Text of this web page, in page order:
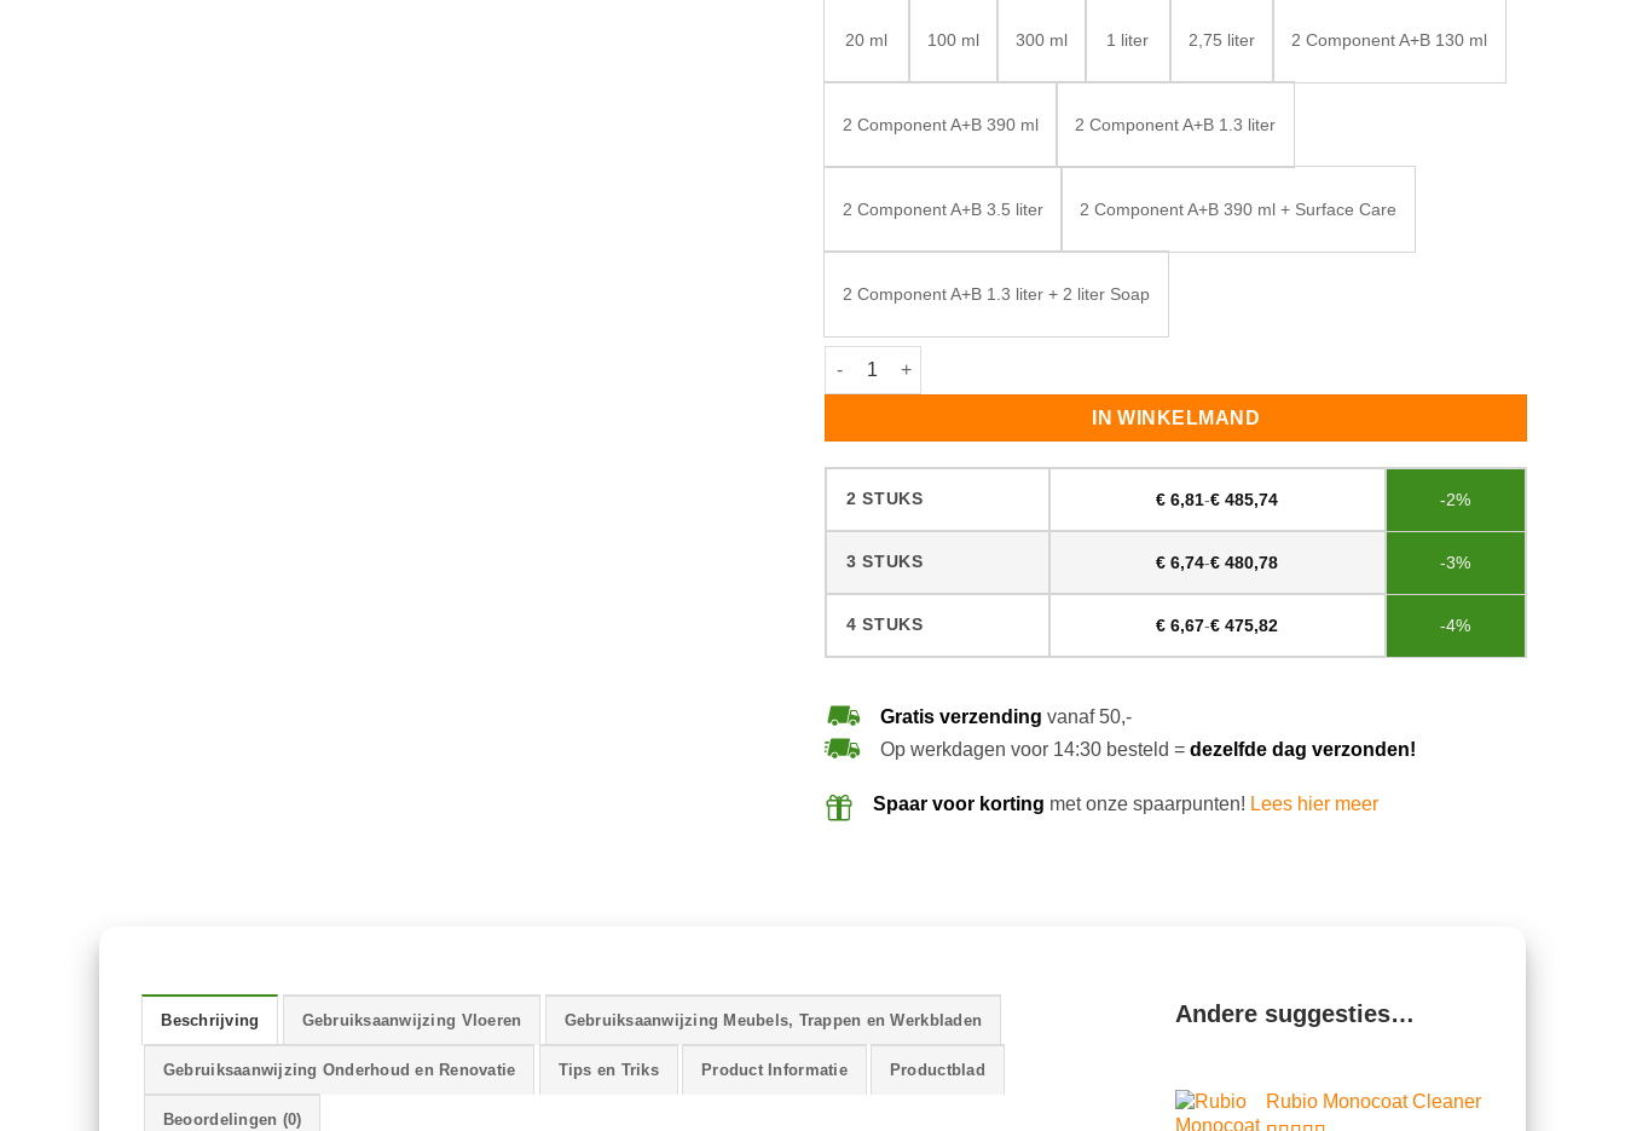
20 ml 100 ml 300 ml 1 liter 2,75 liter 2 Component A+B 130 ml
2 Component A+B 390 ml 2 Component A+B 1.3 liter
2 Component A+B 3.5 liter 2 Component A+B 390 ml + Surface Care
2 Component A+B 1.3 liter + 2 liter Soap
Rubio Monocoat Oil Plus Bourbon aantal
IN WINKELMAND
2 STUKS € 6,81-€ 485,74 -2%
3 STUKS € 6,74-€ 480,78 -3%
4 STUKS € 6,67-€ 475,82 -4%
Gratis verzending vanaf 50,-
Op werkdagen voor 14:30 besteld = dezelfde dag verzonden!
Spaar voor korting met onze spaarpunten! Lees hier meer
Beschrijving Gebruiksaanwijzing Vloeren Gebruiksaanwijzing Meubels, Trappen en Werkbladen
Gebruiksaanwijzing Onderhoud en Renovatie Tips en Triks Product Informatie Productblad
Beoordelingen (0)
Andere suggesties…
Rubio Monocoat Cleaner